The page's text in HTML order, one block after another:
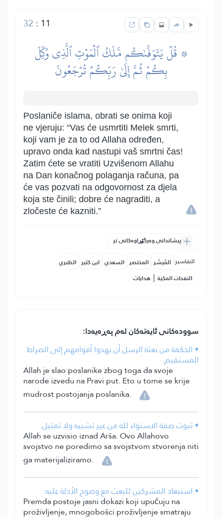
11
:
32
۞ قُلۡ يَتَوَفَّىٰكُم مَّلَكُ ٱلۡمَوۡتِ ٱلَّذِي وُكِّلَ
بِكُمۡ ثُمَّ إِلَىٰ رَبِّكُمۡ تُرۡجَعُونَ
Poslaniče islama, obrati se onima koji
ne vjeruju: “Vas će usmrtiti Melek smrti,
koji vam je za to od Allaha određen,
upravo onda kad nastupi vaš smrtni čas!
Zatim ćete se vratiti Uzvišenom Allahu
na Dan konačnog polaganja računa, pa
će vas pozvati na odgovornost za djela
koja ste činili; dobre će nagraditi, a
zločeste će kazniti.”
پیشاندانی وەرگێڕاوەکانی تر
التفاسير: المُيسَّر المختصر السعدي ابن كثير الطبري
النفحات المكية | هدايات
سوودەکانی ئایەتەکان لەم پەڕەیەدا:
• الحكمة من بعثة الرسل أن يهدوا أقوامهم إلى الصراط
المستقيم.
Allah je slao poslanike zbog toga da svoje
narode izvedu na Pravi put. Eto u tome se krije
mudrost postojanja poslanika.
• ثبوت صفة الاستواء لله من غير تشبيه ولا تمثيل.
Allah se uzvisio iznad Arša. Ovo Allahovo
svojstvo ne poredimo sa svojstvom stvorenja niti
ga materijaliziramo.
• استبعاد المشركين للبعث مع وضوح الأدلة عليه.
Premda postoje jasni dokazi koji upućuju na
proživljenje, mnogobošci proživljenje smatraju